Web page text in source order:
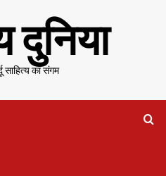
दुनिया
साहित्य का संगम